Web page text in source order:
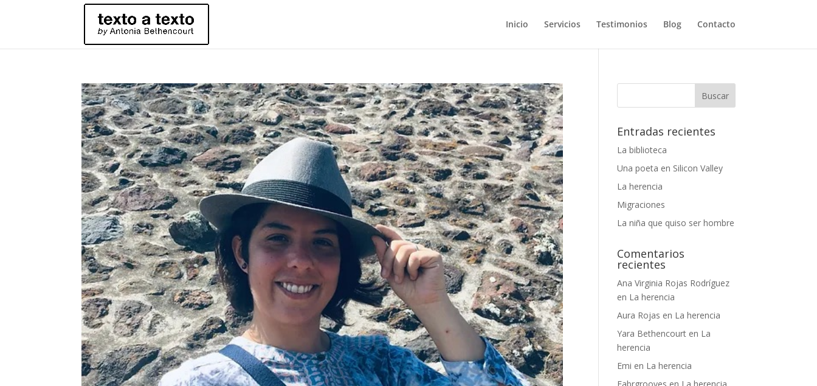
Inicio Servicios Testimonios Blog Contacto
Entradas recientes
La biblioteca
Una poeta en Silicon Valley
La herencia
Migraciones
La niña que quiso ser hombre
Comentarios
recientes
Ana Virginia Rojas Rodríguez
en La herencia
Aura Rojas en La herencia
Yara Bethencourt en La
herencia
Emi en La herencia